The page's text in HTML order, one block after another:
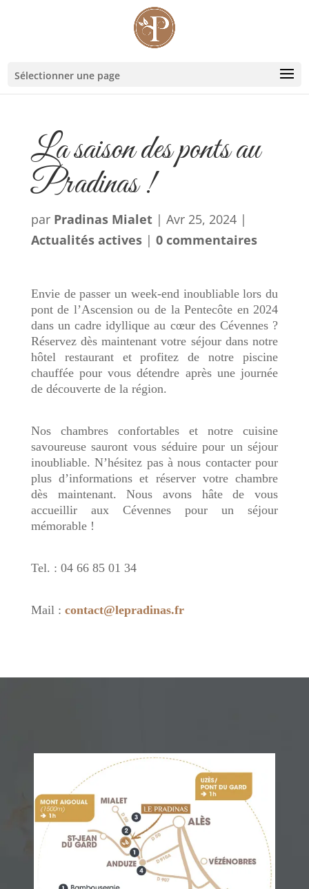
Sélectionner une page
La saison des ponts au
Pradinas !
par Pradinas Mialet| Avr 25, 2024|
Actualités actives| 0 commentaires
Envie de passer un week-end inoubliable lors du
pont de l’Ascension ou de la Pentecôte en 2024
dans un cadre idyllique au cœur des Cévennes ?
Réservez dès maintenant votre séjour dans notre
hôtel restaurant et profitez de notre piscine
chauffée pour vous détendre après une journée
de découverte de la région.
Nos chambres confortables et notre cuisine
savoureuse sauront vous séduire pour un séjour
inoubliable. N’hésitez pas à nous contacter pour
plus d’informations et réserver votre chambre
dès maintenant. Nous avons hâte de vous
accueillir aux Cévennes pour un séjour
mémorable !
Tel. : 04 66 85 01 34
Mail : contact@lepradinas.fr